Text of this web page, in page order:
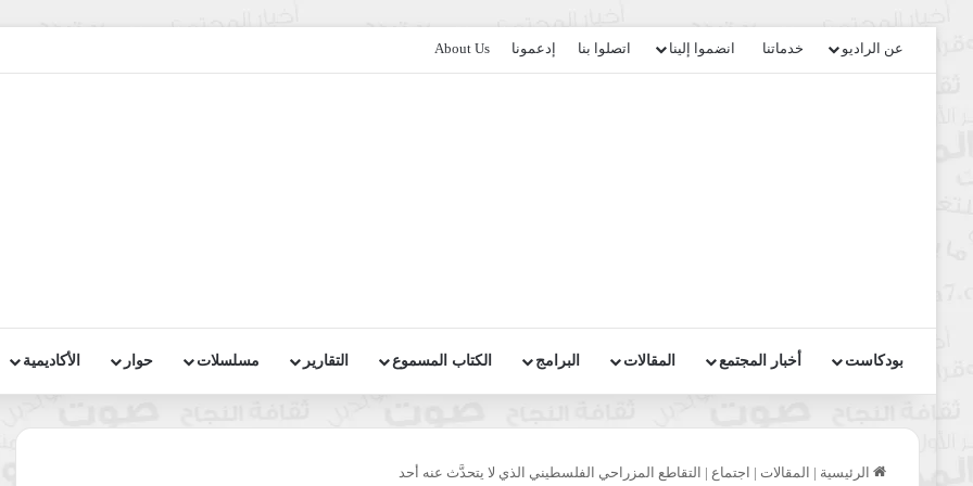
عن الراديو خدماتنا انضموا إلينا اتصلوا بنا إدعمونا About Us
بودكاست أخبار المجتمع المقالات البرامج الكتاب المسموع التقارير مسلسلات حوار الأكاديمية
الرئيسية | المقالات | اجتماع | التقاطع المزراحي الفلسطيني الذي لا يتحدَّث عنه أحد